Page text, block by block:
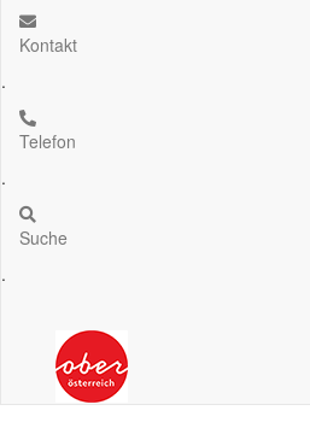
Kontakt
.
Telefon
.
Suche
.